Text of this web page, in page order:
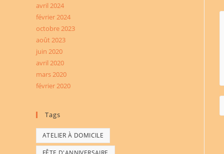
avril 2024
février 2024
octobre 2023
août 2023
juin 2020
avril 2020
mars 2020
février 2020
Tags
ATELIER À DOMICILE